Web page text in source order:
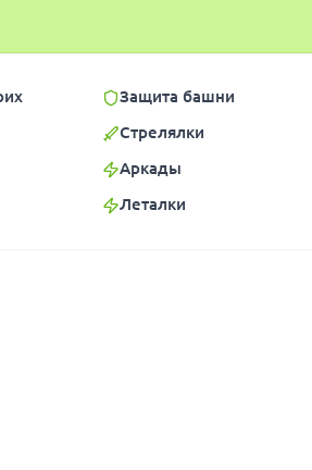
Защита башни
Стрелялки
Аркады
Леталки